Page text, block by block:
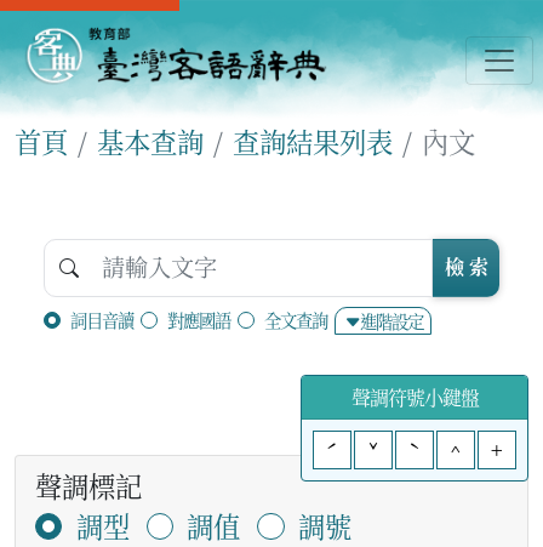
首頁 基本查詢 查詢結果列表 內文
詞目音讀 對應國語 全文查詢 進階設定
檢 索
聲調符號小鍵盤
ˊ
ˇ ˋ ^ +
聲調標記
調型
調值
調號